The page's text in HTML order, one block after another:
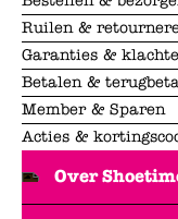
Ruilen &
Garanties &
Betalen &
Member & Sparen
Acties &
Over